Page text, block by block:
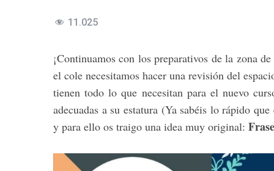
11.025
¡Continuamos con los preparativos de la zona
el cole necesitamos hacer una revisión del
tienen todo lo que necesitan para el nuevo
adecuadas a su estatura (Ya sabéis lo rápido
y para ello os traigo una idea muy original: